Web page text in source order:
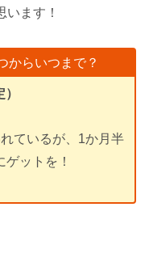
ます！
からいつまで？
ているが、1か月半
ットを！